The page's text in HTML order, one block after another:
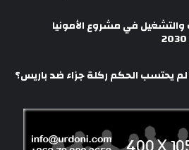
والتشغيل في مشروع الأمونيا
يحتسب الحكم ركلة جزاء ضد باريس؟